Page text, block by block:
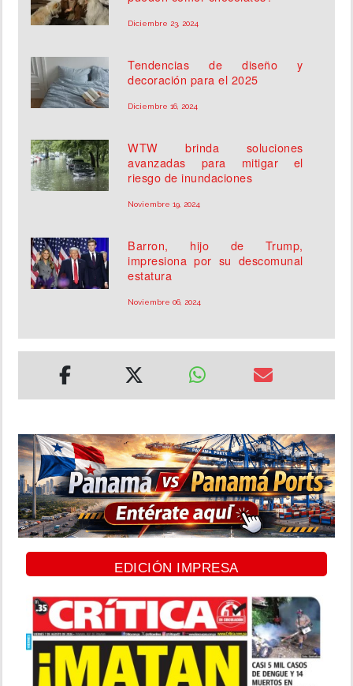
Diciembre 23, 2024
Tendencias de diseño y
decoración para el 2025
Diciembre 16, 2024
WTW brinda soluciones
avanzadas para mitigar el
riesgo de inundaciones
Noviembre 19, 2024
Barron, hijo de Trump,
impresiona por su descomunal
estatura
Noviembre 06, 2024
EDICIÓN IMPRESA